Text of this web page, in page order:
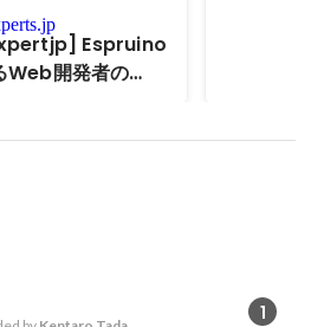
Espruino
Web開発者の
1